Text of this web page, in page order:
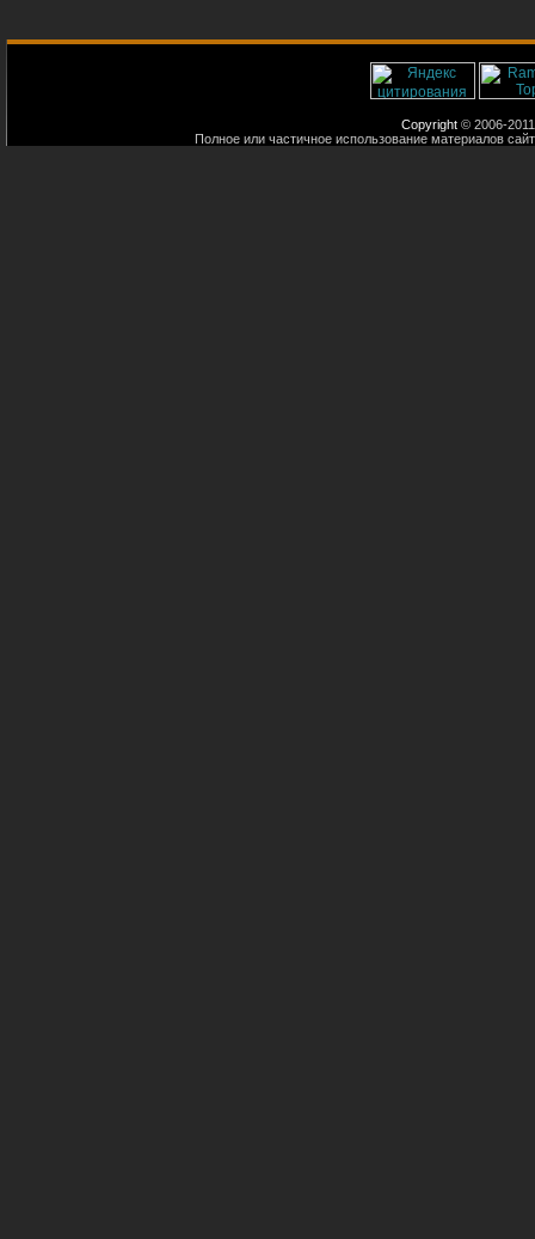
Copyright © 2006-
Полное или частичное использование материалов